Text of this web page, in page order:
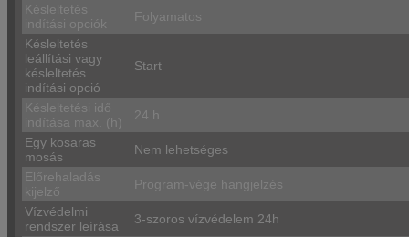
Késleltetés
indítási opciók
Folyamatos
Késleltetés
leállítási vagy
késleltetés
indítási opció
Start
Késleltetési idő
indítása max. (h)
24 h
Egy kosaras
mosás
Nem lehetséges
Előrehaladás
kijelző
Program-vége hangjelzés
Vízvédelmi
rendszer leírása
3-szoros vízvédelem 24h